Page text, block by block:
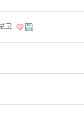
고